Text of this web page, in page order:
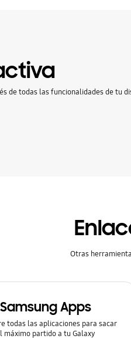
de todas las funcionalidades de tu
Otras
Samsung Apps
todas las aplicaciones para sacar
máximo partido a tu Galaxy